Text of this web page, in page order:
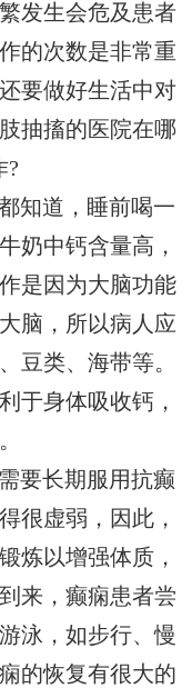
发生会危及患者
的次数是非常重
要做好生活中对
抽搐的医院在哪
?
知道，睡前喝一
奶中钙含量高，
是因为大脑功能
脑，所以病人应
豆类、海带等。
于身体吸收钙，
要长期服用抗癫
很虚弱，因此，
炼以增强体质，
来，癫痫患者尝
泳，如步行、慢
的恢复有很大的